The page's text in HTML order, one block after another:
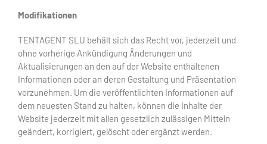
Modifikationen
TENTAGENT SLU behält sich das Recht vor, jederzeit und
ohne vorherige Ankündigung Änderungen und
Aktualisierungen an den auf der Website enthaltenen
Informationen oder an deren Gestaltung und Präsentation
vorzunehmen. Um die veröffentlichten Informationen auf
dem neuesten Stand zu halten, können die Inhalte der
Website jederzeit mit allen gesetzlich zulässigen Mitteln
geändert, korrigiert, gelöscht oder ergänzt werden.